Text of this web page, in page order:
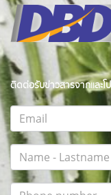
ติดต่อรับข่าวสารจากและโ